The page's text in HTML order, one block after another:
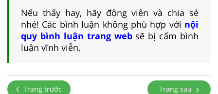
Nếu thấy hay, hãy động viên và chia sẻ
nhé! Các bình luận không phù hợp với nội
quy bình luận trang websẽ bị cấm bình
luận vĩnh viễn.
Trang trước Trang sau